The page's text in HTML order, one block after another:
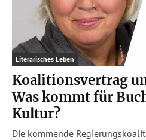
Literarisches Leben
Koalitionsvertrag
Was kommt für
Kultur?
Die kommende